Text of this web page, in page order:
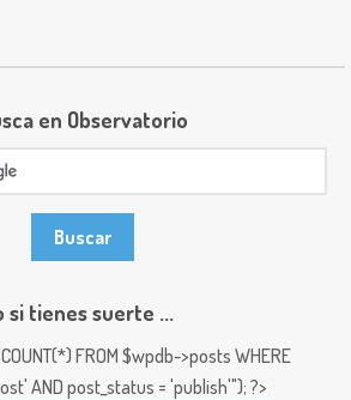
en Observatorio
si tienes suerte ...
FROM $wpdb->posts WHERE
AND post_status = 'publish'"); ?>